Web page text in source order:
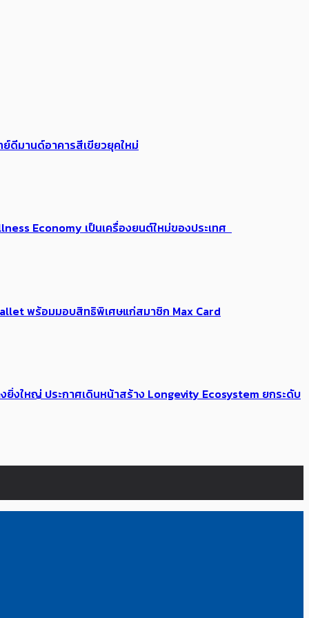
มานด์อาคารสีเขียวยุคใหม่
Economy เป็นเครื่องยนต์ใหม่ของประเทศ
พร้อมมอบสิทธิพิเศษแก่สมาชิก Max Card
งใหญ่ ประกาศเดินหน้าสร้าง Longevity Ecosystem ยกระดับ